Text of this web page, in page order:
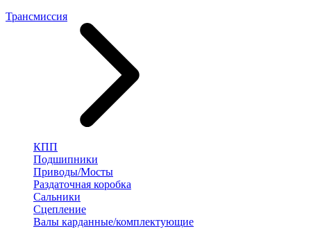
Трансмиссия
КПП
Подшипники
Приводы/Мосты
Раздаточная коробка
Сальники
Сцепление
Валы карданные/комплектующие